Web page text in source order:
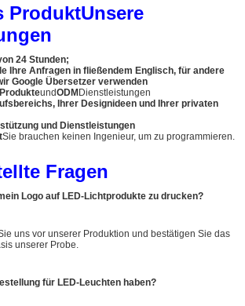
ProduktUnsere
24 Stunden;
Ihre Anfragen in fließendem Englisch, für andere
Google Übersetzer verwenden
undODMDienstleistungen
Ihrer Designideen und Ihrer privaten
und Dienstleistungen
Sie brauchen keinen Ingenieur, um zu programmieren.
Fragen
Logo auf LED-Lichtprodukte zu drucken?
uns vor unserer Produktion und bestätigen Sie das
unserer Probe.
für LED-Leuchten haben?